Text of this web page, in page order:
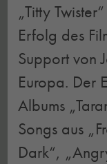
„Titty
Erfolg des
Support von
Europa. Der
Albums
Songs aus
Dark“,